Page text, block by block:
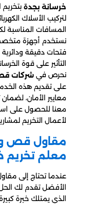
خرسانة بجدة
لتركيب الأسلاك
المسافات المناسبة
نستخدم أجهزة
فتحات دقيقة
التأثير على قوة
نحرص في شركات
على تقديم هذه
معايير الأمان،
معنا للحصول على
لأعمال التخريم
مقاول قص
معلم تخريم
عندما تحتاج إلى
الأفضل تقدم لك
الذي يمتلك خبرة